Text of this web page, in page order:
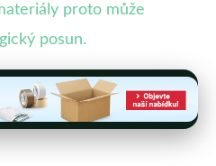
proto může
posun.